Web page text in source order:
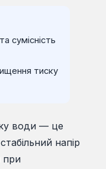
сумісність
тиску
води — це
напір
при